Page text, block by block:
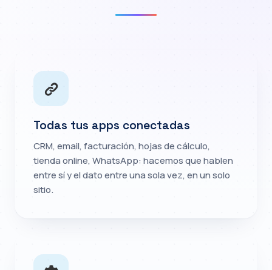
Todas tus apps conectadas
CRM, email, facturación, hojas de cálculo,
tienda online, WhatsApp: hacemos que hablen
entre sí y el dato entre una sola vez, en un solo
sitio.